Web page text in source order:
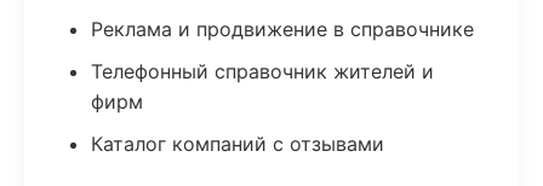
Реклама и продвижение в справочнике
Телефонный справочник жителей и
фирм
Каталог компаний с отзывами